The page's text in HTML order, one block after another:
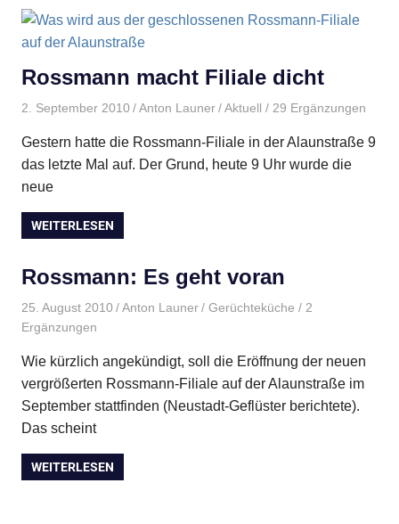
Rossmann macht Filiale dicht
2. September 2010 Anton Launer Aktuell / 29 Ergänzungen
Gestern hatte die Rossmann-Filiale in der Alaunstraße 9
das letzte Mal auf. Der Grund, heute 9 Uhr wurde die
neue
WEITERLESEN
Rossmann: Es geht voran
25. August 2010 Anton Launer Gerüchteküche / 2
Ergänzungen
Wie kürzlich angekündigt, soll die Eröffnung der neuen
vergrößerten Rossmann-Filiale auf der Alaunstraße im
September stattfinden (Neustadt-Geflüster berichtete).
Das scheint
WEITERLESEN